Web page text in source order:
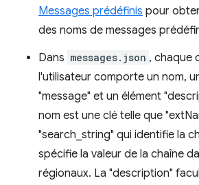
Messages prédéfinis pour
des noms de messages
Dans messages.json , chaque
l'utilisateur comporte un nom,
"message" et un élément
nom est une clé telle que
"search_string" qui identifie la
spécifie la valeur de la chaîne
régionaux. La "description"